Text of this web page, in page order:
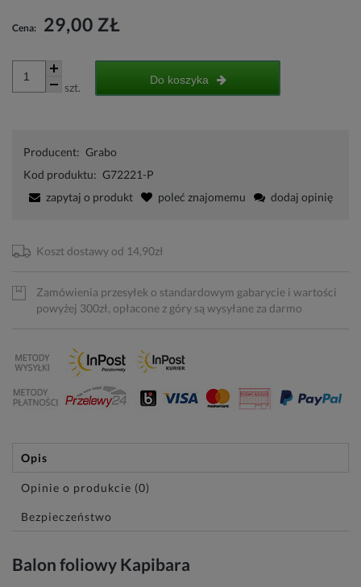
Cena: 29,00 ZŁ
szt.
Do koszyka
Producent: Grabo
Kod produktu: G72221-P
zapytaj o produkt
poleć znajomemu dodaj opinię
Koszt dostawy od 14,90zł
Zamówienia przesyłek o standardowym gabarycie i wartości
powyżej 300zł, opłacone z góry są wysyłane za darmo
Opis
Opinie o produkcie (0)
Bezpieczeństwo
Balon foliowy Kapibara